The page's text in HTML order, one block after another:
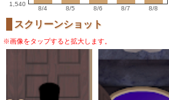
1,540
8/4 8/5 8/6 8/7 8/8
スクリーンショット
※画像をタップすると拡大します。